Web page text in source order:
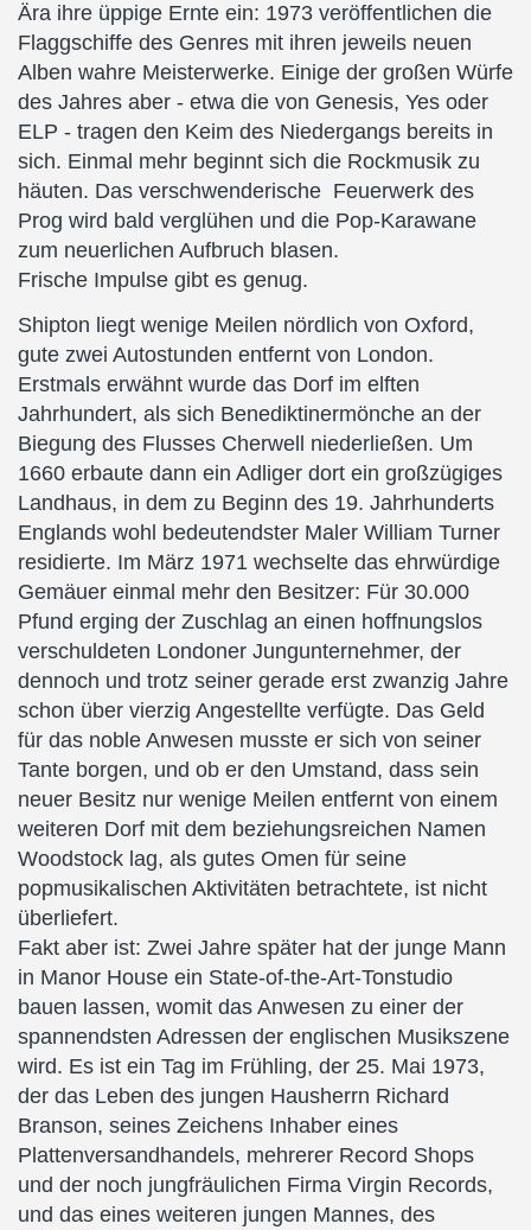
Ära ihre üppige Ernte ein: 1973 veröffentlichen die
Flaggschiffe des Genres mit ihren jeweils neuen
Alben wahre Meisterwerke. Einige der großen Würfe
des Jahres aber - etwa die von Genesis, Yes oder
ELP - tragen den Keim des Niedergangs bereits in
sich. Einmal mehr beginnt sich die Rockmusik zu
häuten. Das verschwenderische Feuerwerk des
Prog wird bald verglühen und die Pop-Karawane
zum neuerlichen Aufbruch blasen.
Frische Impulse gibt es genug.
Shipton liegt wenige Meilen nördlich von Oxford,
gute zwei Autostunden entfernt von London.
Erstmals erwähnt wurde das Dorf im elften
Jahrhundert, als sich Benediktinermönche an der
Biegung des Flusses Cherwell niederließen. Um
1660 erbaute dann ein Adliger dort ein großzügiges
Landhaus, in dem zu Beginn des 19. Jahrhunderts
Englands wohl bedeutendster Maler William Turner
residierte. Im März 1971 wechselte das ehrwürdige
Gemäuer einmal mehr den Besitzer: Für 30.000
Pfund erging der Zuschlag an einen hoffnungslos
verschuldeten Londoner Jungunternehmer, der
dennoch und trotz seiner gerade erst zwanzig Jahre
schon über vierzig Angestellte verfügte. Das Geld
für das noble Anwesen musste er sich von seiner
Tante borgen, und ob er den Umstand, dass sein
neuer Besitz nur wenige Meilen entfernt von einem
weiteren Dorf mit dem beziehungsreichen Namen
Woodstock lag, als gutes Omen für seine
popmusikalischen Aktivitäten betrachtete, ist nicht
überliefert.
Fakt aber ist: Zwei Jahre später hat der junge Mann
in Manor House ein State-of-the-Art-Tonstudio
bauen lassen, womit das Anwesen zu einer der
spannendsten Adressen der englischen Musikszene
wird. Es ist ein Tag im Frühling, der 25. Mai 1973,
der das Leben des jungen Hausherrn Richard
Branson, seines Zeichens Inhaber eines
Plattenversandhandels, mehrerer Record Shops
und der noch jungfräulichen Firma Virgin Records,
und das eines weiteren jungen Mannes, des